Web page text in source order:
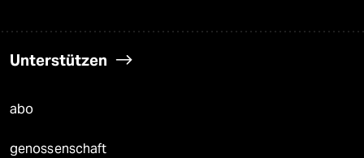
Unterstützen
abo
genossenschaft